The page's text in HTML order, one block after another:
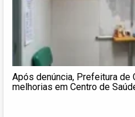
Após denúncia, Prefeitura de
melhorias em Centro de